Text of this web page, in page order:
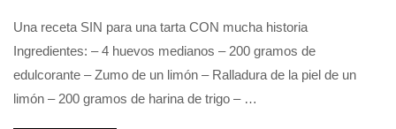
Una receta SIN para una tarta CON mucha historia
Ingredientes: – 4 huevos medianos – 200 gramos de
edulcorante – Zumo de un limón – Ralladura de la piel de un
limón – 200 gramos de harina de trigo – …